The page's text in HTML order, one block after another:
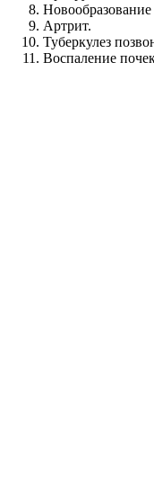
Артрит.
Туберкулез
Воспаление